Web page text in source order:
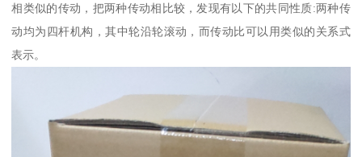
相类似的传动，把两种传动相比较，发现有以下的共同性质:两种传
动均为四杆机构，其中轮沿轮滚动，而传动比可以用类似的关系式
表示。